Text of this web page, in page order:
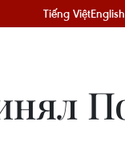
Tiếng ViệtEnglish